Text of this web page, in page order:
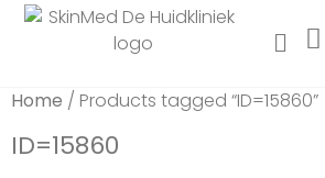
Home / Products tagged “ID=15860”
ID=15860